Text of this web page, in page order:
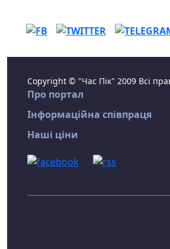
Copyright © "Час Пік" 2009 Всі
Про портал
Інформаційна співпраця
Наші ціни